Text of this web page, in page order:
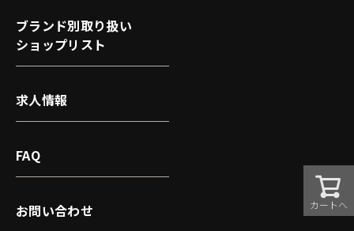
カートへ
ブランド別取り扱い
ショップリスト
求人情報
FAQ
お問い合わせ